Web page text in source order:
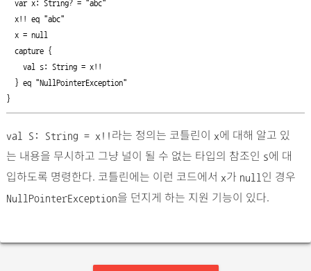
}
val S: String = x!! 라는 정의는 코틀린이 x에 대해 알고 있
는 내용을 무시하고 그냥 널이 될 수 없는 타입의 참조인 s에 대
입하도록 명령한다. 코틀린에는 이런 코드에서 x가 null 인 경우
NullPointerException을 던지게 하는 지원 기능이 있다.